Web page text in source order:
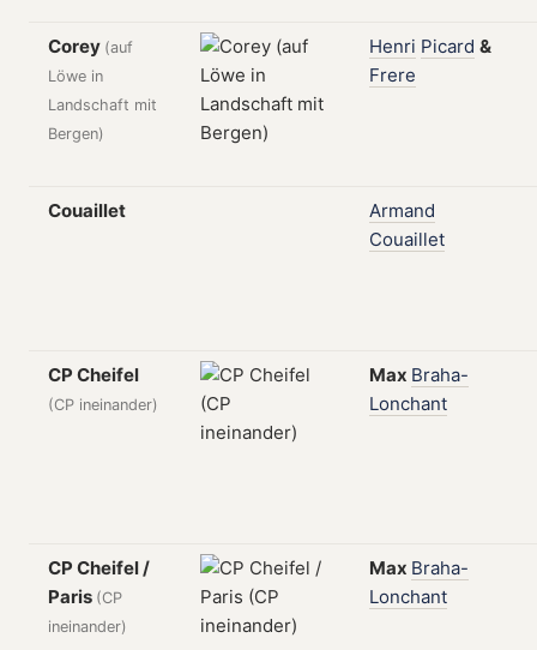
Corey (auf
Löwe in
Landschaft mit
Bergen)
Henri Picard &
Frere
Couaillet
Armand
Couaillet
CP Cheifel
(CP ineinander)
Max Braha-
Lonchant
CP Cheifel /
Paris (CP
ineinander)
Max Braha-
Lonchant